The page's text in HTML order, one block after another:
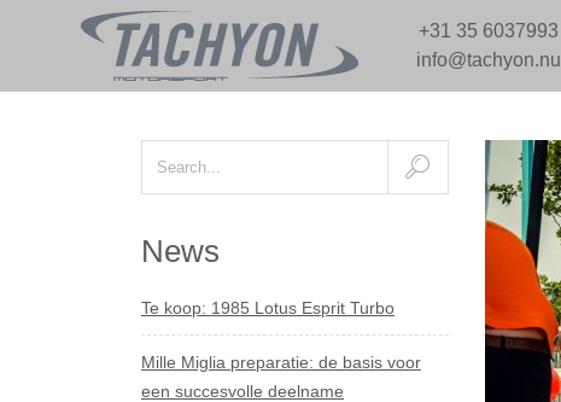
+31 35 6037993
info@tachyon.nu
News
Te koop: 1985 Lotus Esprit Turbo
Mille Miglia preparatie: de basis voor
een succesvolle deelname